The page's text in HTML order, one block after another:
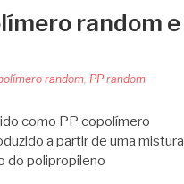
random e
random, PP random
como PP copolímero
a partir de uma mistura
do polipropileno